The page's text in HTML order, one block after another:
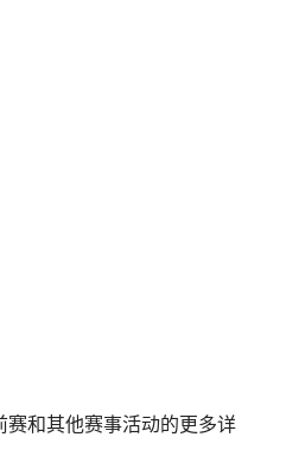
和其他赛事活动的更多详